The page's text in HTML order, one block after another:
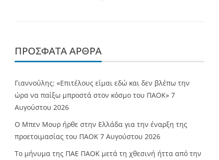
ΠΡΌΣΦΑΤΑ ΆΡΘΡΑ
Γιαννούλης: «Επιτέλους είμαι εδώ και δεν βλέπω την
ώρα να παίξω μπροστά στον κόσμο του ΠΑΟΚ» 7
Αυγούστου 2026
O Mπεν Μουρ ήρθε στην Ελλάδα για την έναρξη της
προετοιμασίας του ΠΑΟΚ 7 Αυγούστου 2026
Το μήνυμα της ΠΑΕ ΠΑΟΚ μετά τη χθεσινή ήττα από την